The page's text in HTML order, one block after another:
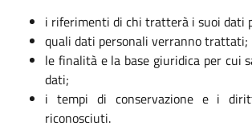
i riferimenti di chi tratterà i suoi dati
quali dati personali verranno trattati;
le finalità e la base giuridica per cui
dati;
i tempi di conservazione e i
riconosciuti.